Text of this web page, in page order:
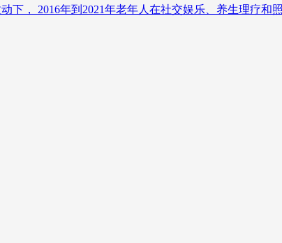
下， 2016年到2021年老年人在社交娱乐、养生理疗和